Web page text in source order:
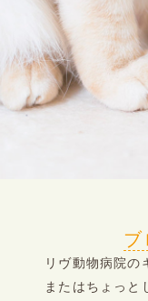
ブ
リヴ動物病院の
またはちょっと